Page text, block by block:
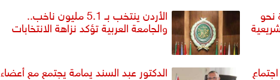
نحو الأردن ينتخب بـ 5.1 مليون ناخب..
والجامعة العربية تؤكد نزاهة الانتخابات
الدكتور عبد السند يمامة يجتمع مع أعضاء